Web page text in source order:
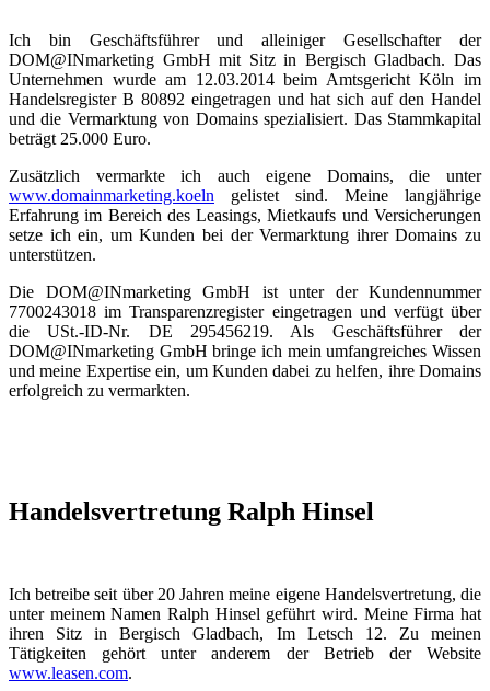
Ich bin Geschäftsführer und alleiniger Gesellschafter der
DOM@INmarketing GmbH mit Sitz in Bergisch Gladbach. Das
Unternehmen wurde am 12.03.2014 beim Amtsgericht Köln im
Handelsregister B 80892 eingetragen und hat sich auf den Handel
und die Vermarktung von Domains spezialisiert. Das Stammkapital
beträgt 25.000 Euro.
Zusätzlich vermarkte ich auch eigene Domains, die unter
www.domainmarketing.koeln gelistet sind. Meine langjährige
Erfahrung im Bereich des Leasings, Mietkaufs und Versicherungen
setze ich ein, um Kunden bei der Vermarktung ihrer Domains zu
unterstützen.
Die DOM@INmarketing GmbH ist unter der Kundennummer
7700243018 im Transparenzregister eingetragen und verfügt über
die USt.-ID-Nr. DE 295456219. Als Geschäftsführer der
DOM@INmarketing GmbH bringe ich mein umfangreiches Wissen
und meine Expertise ein, um Kunden dabei zu helfen, ihre Domains
erfolgreich zu vermarkten.
Handelsvertretung Ralph Hinsel
Ich betreibe seit über 20 Jahren meine eigene Handelsvertretung, die
unter meinem Namen Ralph Hinsel geführt wird. Meine Firma hat
ihren Sitz in Bergisch Gladbach, Im Letsch 12. Zu meinen
Tätigkeiten gehört unter anderem der Betrieb der Website
www.leasen.com.